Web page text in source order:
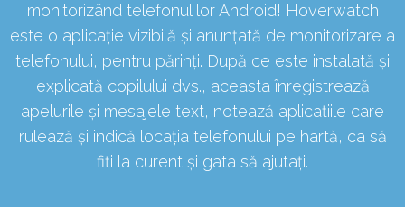
monitorizând telefonul lor Android! Hoverwatch
este o aplicație vizibilă și anunțată de monitorizare a
telefonului, pentru părinți. După ce este instalată și
explicată copilului dvs., aceasta înregistrează
apelurile și mesajele text, notează aplicațiile care
rulează și indică locația telefonului pe hartă, ca să
fiți la curent și gata să ajutați.